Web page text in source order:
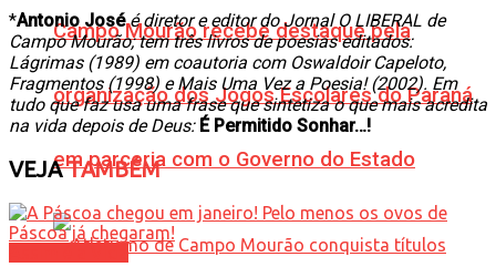
Campo Mourão recebe destaque pela
organização dos Jogos Escolares do Paraná
em parceria com o Governo do Estado
*Antonio Joséé diretor e editor do Jornal O LIBERAL de
Campo Mourão; tem três livros de poesias editados:
Lágrimas (1989) em coautoria com Oswaldoir Capeloto,
Fragmentos (1998) e Mais Uma Vez a Poesia! (2002). Em
tudo que faz usa uma frase que sintetiza o que mais acredita
na vida depois de Deus: É Permitido Sonhar…!
VEJATAMBÉM